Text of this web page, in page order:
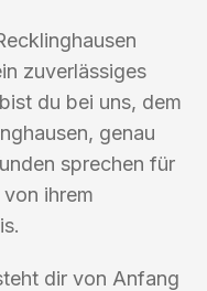
zuverlässiges
du bei uns, dem
genau
sprechen für
ihrem
dir von Anfang